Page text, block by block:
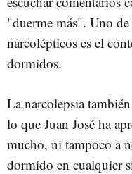
"duerme más". Uno
narcolépticos es el
dormidos.
La narcolepsia
lo que Juan José ha
mucho, ni tampoco a
dormido en cualquier